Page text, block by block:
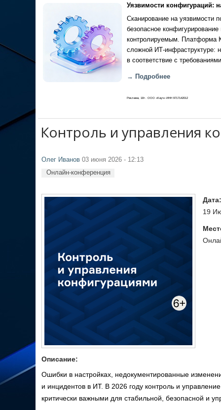
Уязвимости конфигураций:
Сканирование на уязвимости
безопасное
контролируемым. Платформа
сложной ИТ-инфраструктуре:
в соответствие с
→ Подробнее
Реклама, 18+. ООО «Кауч» ИНН 9717142012
Контроль и управления
Олег Иванов 03 июня 2026 - 12:13
Онлайн-конференция
19
Описание:
Ошибки в настройках, недокументированные
и инцидентов в ИТ. В 2026 году контроль и
критически важными для стабильной, безопасной и